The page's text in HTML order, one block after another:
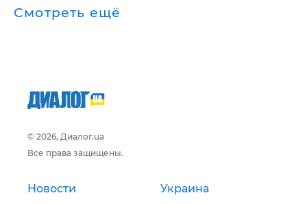
Смотреть ещё
© 2026, Диалог.ua
Все права защищены.
Новости Украина